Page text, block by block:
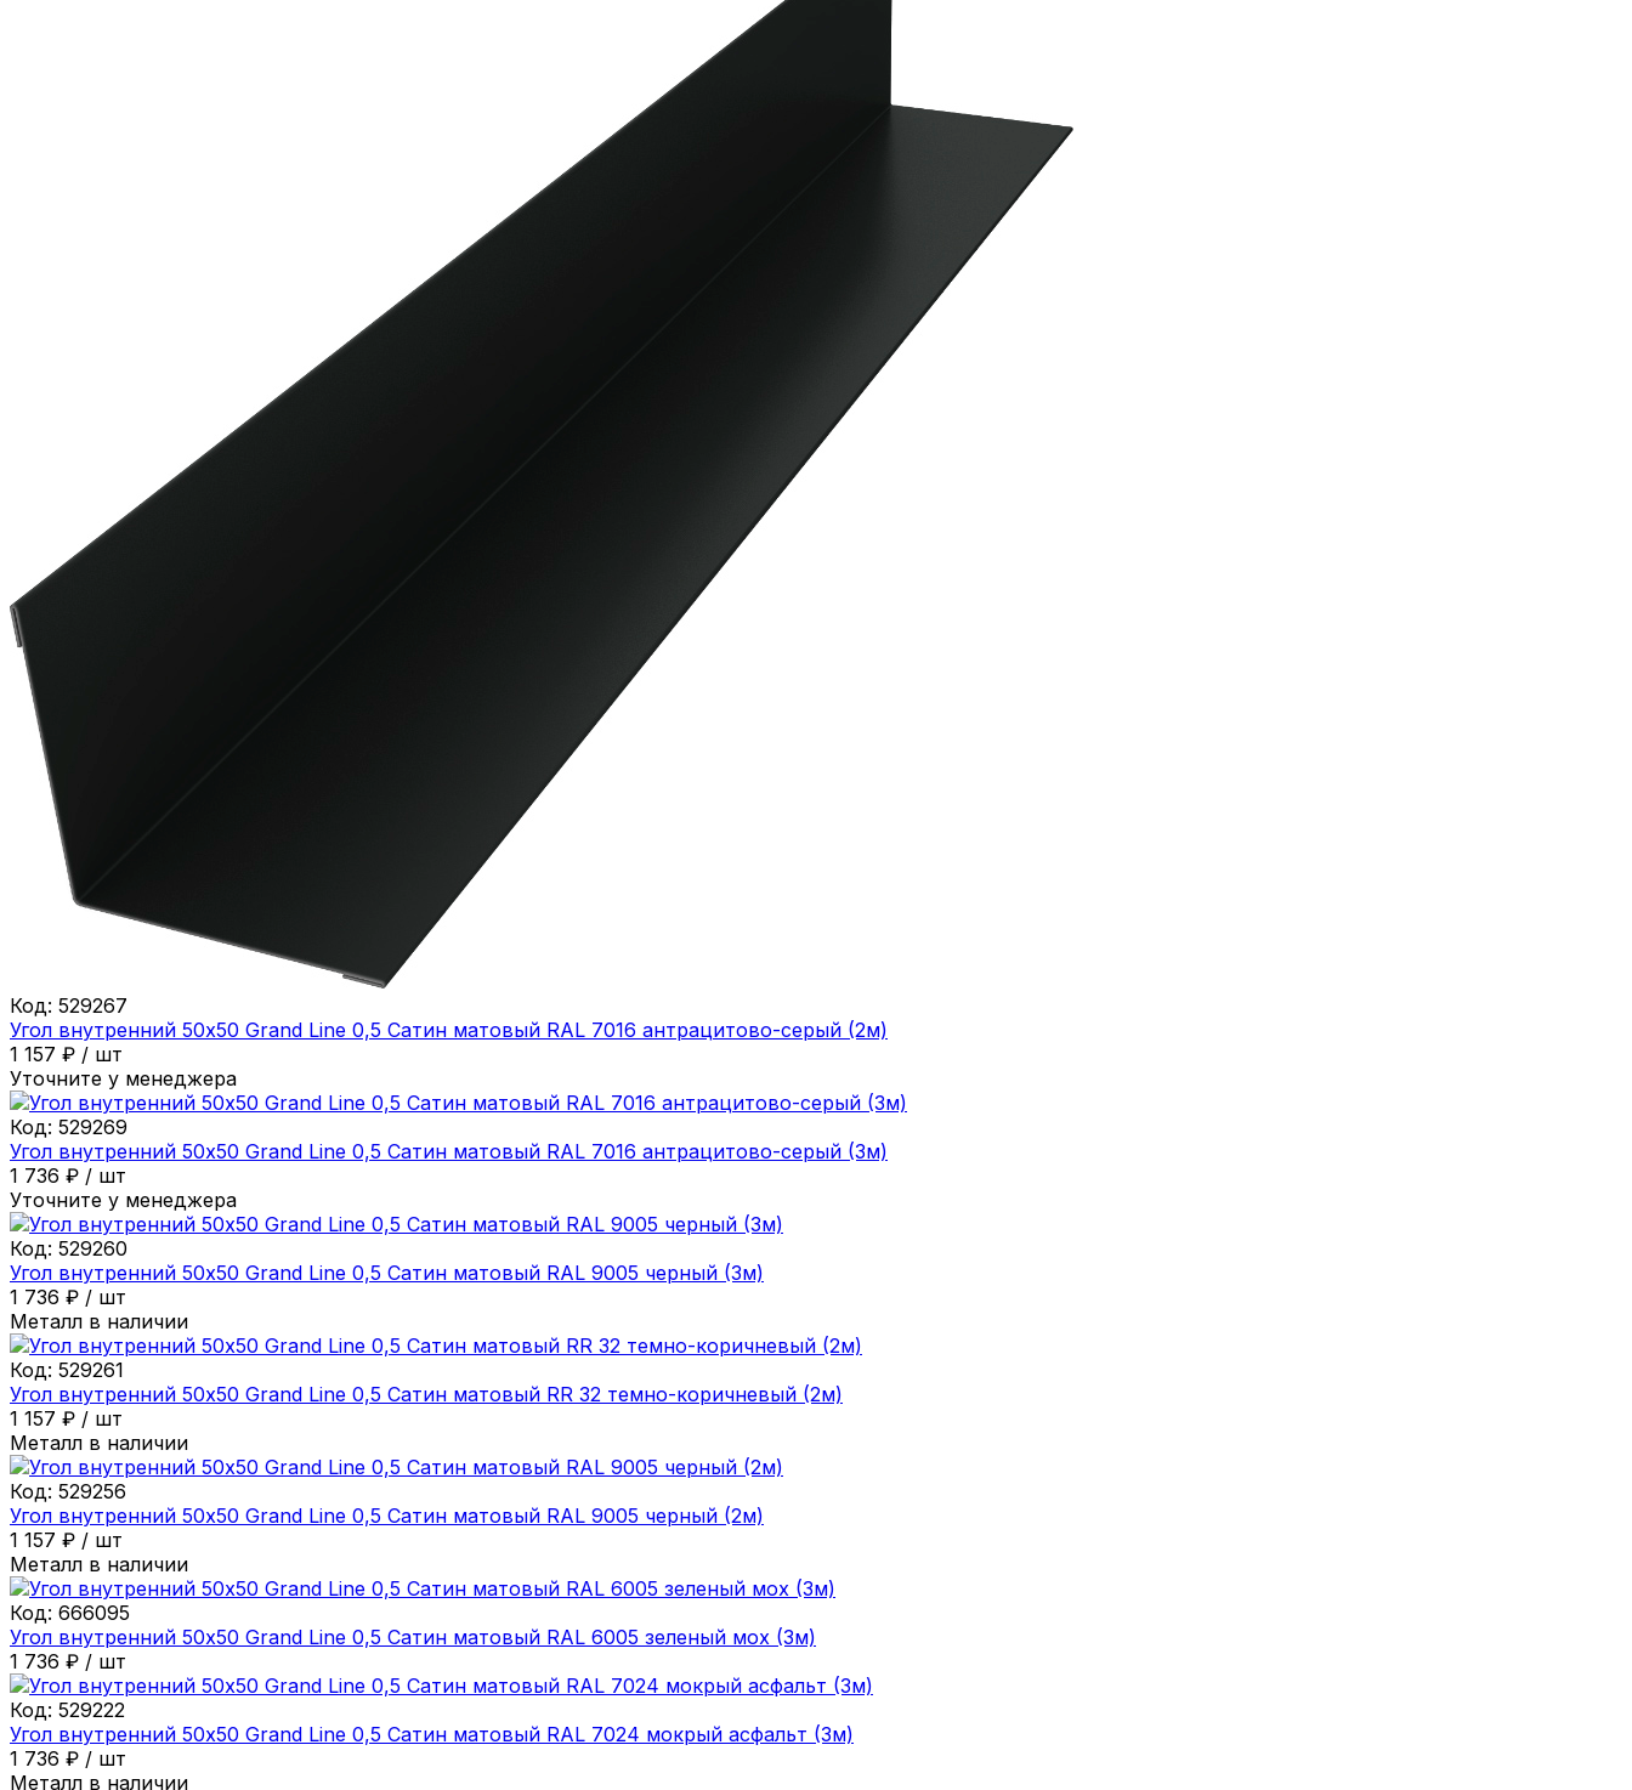
Код: 529267
Угол внутренний 50х50 Grand Line 0,5 Сатин матовый RAL 7016 антрацитово-серый (2м)
1 157 ₽ / шт
Уточните у менеджера
Код: 529269
Угол внутренний 50х50 Grand Line 0,5 Сатин матовый RAL 7016 антрацитово-серый (3м)
1 736 ₽ / шт
Уточните у менеджера
Код: 529260
Угол внутренний 50х50 Grand Line 0,5 Сатин матовый RAL 9005 черный (3м)
1 736 ₽ / шт
Металл в наличии
Код: 529261
Угол внутренний 50х50 Grand Line 0,5 Сатин матовый RR 32 темно-коричневый (2м)
1 157 ₽ / шт
Металл в наличии
Код: 529256
Угол внутренний 50х50 Grand Line 0,5 Сатин матовый RAL 9005 черный (2м)
1 157 ₽ / шт
Металл в наличии
Код: 666095
Угол внутренний 50х50 Grand Line 0,5 Сатин матовый RAL 6005 зеленый мох (3м)
1 736 ₽ / шт
Код: 529222
Угол внутренний 50х50 Grand Line 0,5 Сатин матовый RAL 7024 мокрый асфальт (3м)
1 736 ₽ / шт
Металл в наличии